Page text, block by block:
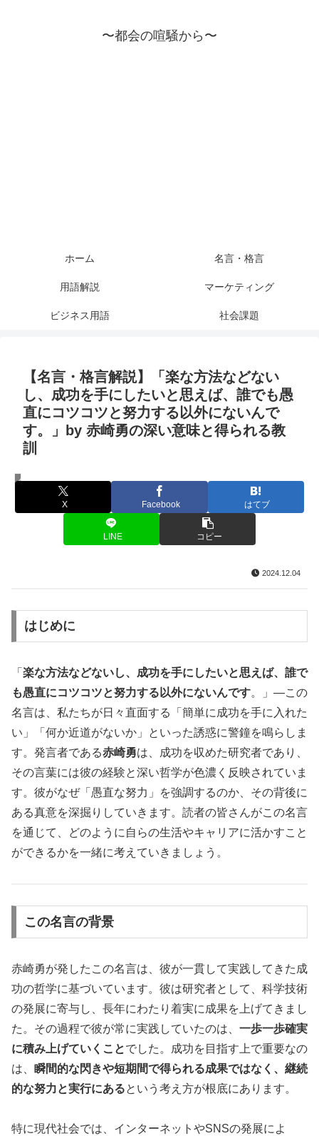
〜都会の喧騒から〜
ホーム 名言・格言
用語解説 マーケティング
ビジネス用語 社会課題
【名言・格言解説】「楽な方法などない
し、成功を手にしたいと思えば、誰でも愚
直にコツコツと努力する以外にないんで
す。」by 赤崎勇の深い意味と得られる教
訓
名言・格言
X Facebook はてブ
LINE コピー
2024.12.04
はじめに
「 楽な方法などないし、成功を手にしたいと思えば、誰で
も愚直にコツコツと努力する以外にないんです。」—この
名言は、私たちが日々直面する「簡単に成功を手に入れた
い」「何か近道がないか」といった誘惑に警鐘を鳴らしま
す。発言者である赤崎勇は、成功を収めた研究者であり、
その言葉には彼の経験と深い哲学が色濃く反映されていま
す。彼がなぜ「愚直な努力」を強調するのか、その背後に
ある真意を深掘りしていきます。読者の皆さんがこの名言
を通じて、どのように自らの生活やキャリアに活かすこと
ができるかを一緒に考えていきましょう。
この名言の背景
赤崎勇が発したこの名言は、彼が一貫して実践してきた成
功の哲学に基づいています。彼は研究者として、科学技術
の発展に寄与し、長年にわたり着実に成果を上げてきまし
た。その過程で彼が常に実践していたのは、 一歩一歩確実
に積み上げていくことでした。成功を目指す上で重要なの
は、 瞬間的な閃きや短期間で得られる成果ではなく、継続
的な努力と実行にあるという考え方が根底にあります。
特に現代社会では、インターネットやSNSの発展によ